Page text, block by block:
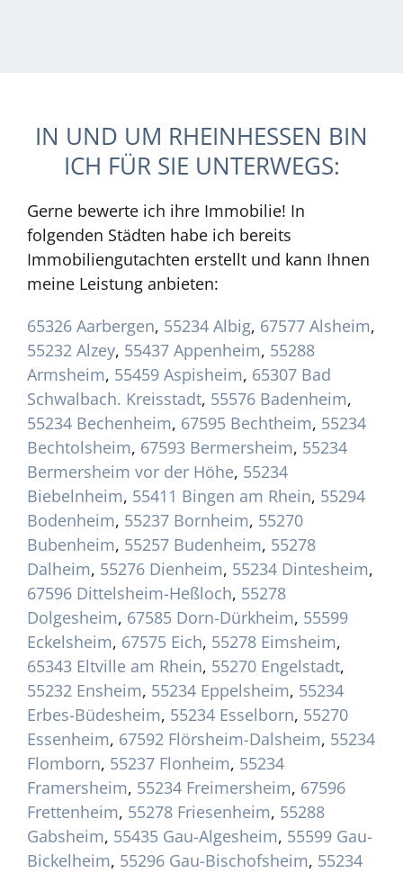
IN UND UM RHEINHESSEN BIN
ICH FÜR SIE UNTERWEGS:
Gerne bewerte ich ihre Immobilie! In
folgenden Städten habe ich bereits
Immobiliengutachten erstellt und kann Ihnen
meine Leistung anbieten:
65326 Aarbergen, 55234 Albig, 67577 Alsheim,
55232 Alzey, 55437 Appenheim, 55288
Armsheim, 55459 Aspisheim, 65307 Bad
Schwalbach. Kreisstadt, 55576 Badenheim,
55234 Bechenheim, 67595 Bechtheim, 55234
Bechtolsheim, 67593 Bermersheim, 55234
Bermersheim vor der Höhe, 55234
Biebelnheim, 55411 Bingen am Rhein, 55294
Bodenheim, 55237 Bornheim, 55270
Bubenheim, 55257 Budenheim, 55278
Dalheim, 55276 Dienheim, 55234 Dintesheim,
67596 Dittelsheim-Heßloch, 55278
Dolgesheim, 67585 Dorn-Dürkheim, 55599
Eckelsheim, 67575 Eich, 55278 Eimsheim,
65343 Eltville am Rhein, 55270 Engelstadt,
55232 Ensheim, 55234 Eppelsheim, 55234
Erbes-Büdesheim, 55234 Esselborn, 55270
Essenheim, 67592 Flörsheim-Dalsheim, 55234
Flomborn, 55237 Flonheim, 55234
Framersheim, 55234 Freimersheim, 67596
Frettenheim, 55278 Friesenheim, 55288
Gabsheim, 55435 Gau-Algesheim, 55599 Gau-
Bickelheim, 55296 Gau-Bischofsheim, 55234